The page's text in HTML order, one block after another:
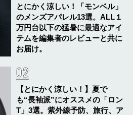
とにかく涼しい！「モンベル」
のメンズアパレル13選。ALL１
万円台以下の猛暑に最適なアイ
テムを編集者のレビューと共に
お届け。
【とにかく涼しい！】夏で
も“長袖派”にオススメの「ロン
T」3選。紫外線予防、旅行、ア